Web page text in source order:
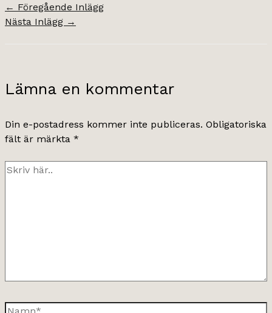
← Föregående Inlägg
Nästa Inlägg →
Lämna en kommentar
Din e-postadress kommer inte publiceras. Obligatoriska
fält är märkta *
Skriv
Namn*